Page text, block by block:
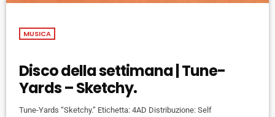
MUSICA
Disco della settimana | Tune-
Yards – Sketchy.
Tune-Yards “Sketchy.” Etichetta: 4AD Distribuzione: Self